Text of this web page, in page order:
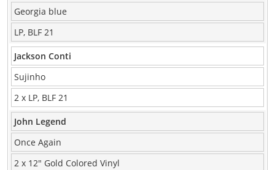
Georgia blue
LP, BLF 21
Jackson Conti
Sujinho
2 x LP, BLF 21
John Legend
Once Again
2 x 12″ Gold Colored Vinyl